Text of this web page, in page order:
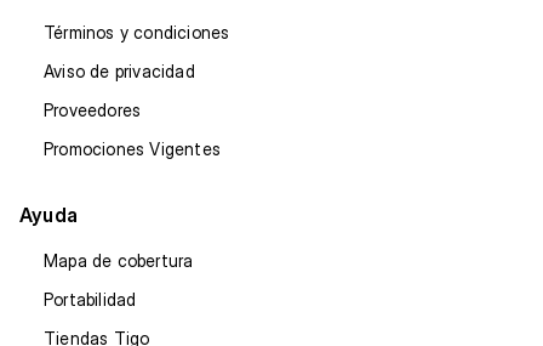
Términos y condiciones
Aviso de privacidad
Proveedores
Promociones Vigentes
Ayuda
Mapa de cobertura
Portabilidad
Tiendas Tigo